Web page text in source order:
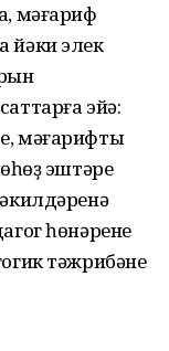
мәғариф
йәки элек
эйә:
мәғарифты
эштәре
һөнәренең
тәжрибәне